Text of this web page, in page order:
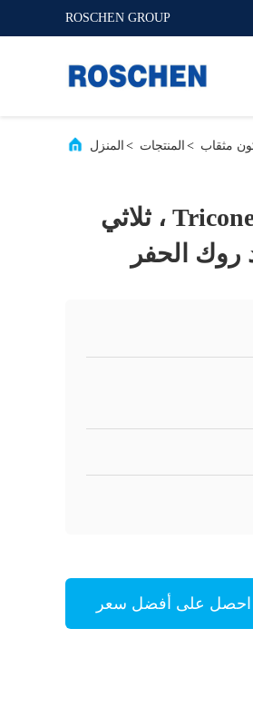
ROSCHEN GROUP
المنزل > المنتجات > مثقاب
طويلة الأمد 9 5/8 بوصة مثقاب Tricone ، ثلاثي
روك الحفر